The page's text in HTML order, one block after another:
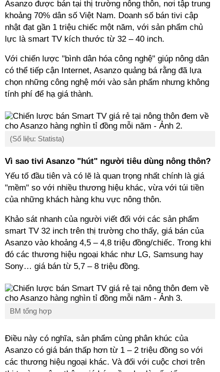
Asanzo được bán tại thị trường nông thôn, nơi tập trung
khoảng 70% dân số Việt Nam. Doanh số bán tivi cập
nhật đạt gần 1 triệu chiếc một năm, với sản phẩm chủ
lực là smart TV kích thước từ 32 – 40 inch.
Với chiến lược "bình dân hóa công nghệ" giúp nông dân
có thể tiếp cận Internet, Asanzo quảng bá rằng đã lựa
chọn những công nghệ mới vào sản phẩm nhưng không
tính phí để hạ giá thành.
(Số liệu: Statista)
Vì sao tivi Asanzo "hút" người tiêu dùng nông thôn?
Yếu tố đầu tiên và có lẽ là quan trọng nhất chính là giá
"mềm" so với nhiều thương hiệu khác, vừa với túi tiền
của những khách hàng khu vực nông thôn.
Khảo sát nhanh của người viết đối với các sản phẩm
smart TV 32 inch trên thị trường cho thấy, giá bán của
Asanzo vào khoảng 4,5 – 4,8 triệu đồng/chiếc. Trong khi
đó các thương hiệu ngoại khác như LG, Samsung hay
Sony… giá bán từ 5,7 – 8 triệu đồng.
BM tổng hợp
Điều này có nghĩa, sản phẩm cùng phân khúc của
Asanzo có giá bán thấp hơn từ 1 – 2 triệu đồng so với
các thương hiệu ngoại khác. Và đối với cuộc chơi trên